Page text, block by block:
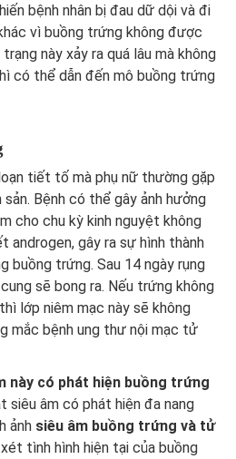
bệnh nhân bị đau dữ dội và đi
vì buồng trứng không được
này xảy ra quá lâu mà không
có thể dẫn đến mô buồng trứng
tiết tố mà phụ nữ thường gặp
Bệnh có thể gây ảnh hưởng
cho chu kỳ kinh nguyệt không
androgen, gây ra sự hình thành
buồng trứng. Sau 14 ngày rụng
sẽ bong ra. Nếu trứng không
lớp niêm mạc này sẽ không
mắc bệnh ung thư nội mạc tử
này có phát hiện buồng trứng
siêu âm có phát hiện đa nang
ảnh siêu âm buồng trứng và tử
tình hình hiện tại của buồng